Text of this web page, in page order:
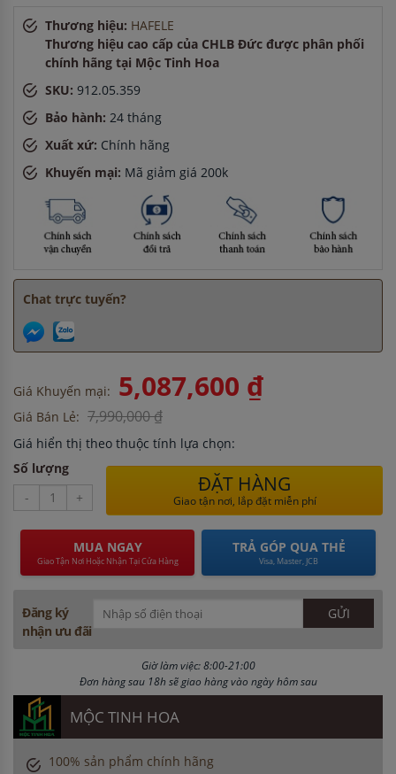
Thương hiệu: HAFELE
Thương hiệu cao cấp của CHLB Đức được phân phối
chính hãng tại Mộc Tinh Hoa
SKU: 912.05.359
Bảo hành: 24 tháng
Xuất xứ: Chính hãng
Khuyến mại: Mã giảm giá 200k
Chat trực tuyến?
Giá Khuyến mại: 5,087,600 ₫
Giá Bán Lẻ: 7,990,000 ₫
Giá hiển thị theo thuộc tính lựa chọn:
Số lượng
-
+
ĐẶT HÀNG
Giao tận nơi, lắp đặt miễn phí
MUA NGAY
Giao Tận Nơi Hoặc Nhận Tại Cửa Hàng
TRẢ GÓP QUA THẺ
Visa, Master, JCB
Đăng ký
nhận ưu đãi
Giờ làm việc: 8:00-21:00
Đơn hàng sau 18h sẽ giao hàng vào ngày hôm sau
MỘC TINH HOA
100% sản phẩm chính hãng